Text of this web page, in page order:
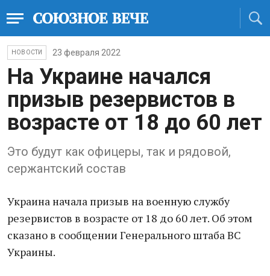
НОВОСТИ 23 февраля 2022
На Украине начался
призыв резервистов в
возрасте от 18 до 60 лет
Это будут как офицеры, так и рядовой,
сержантский состав
Украина начала призыв на военную службу
резервистов в возрасте от 18 до 60 лет. Об этом
сказано в сообщении Генерального штаба ВС
Украины.